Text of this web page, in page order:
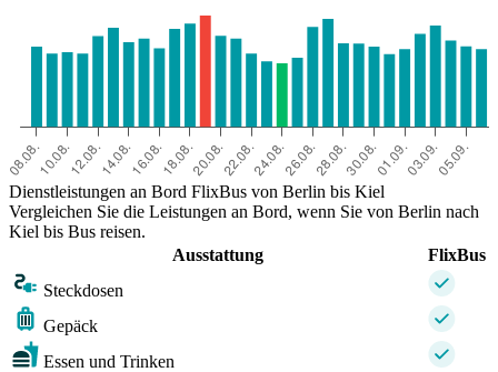
Dienstleistungen an Bord FlixBus von Berlin bis Kiel
Vergleichen Sie die Leistungen an Bord, wenn Sie von Berlin nach
Kiel bis Bus reisen.
Ausstattung
FlixBus
Steckdosen
Gepäck
Essen und Trinken